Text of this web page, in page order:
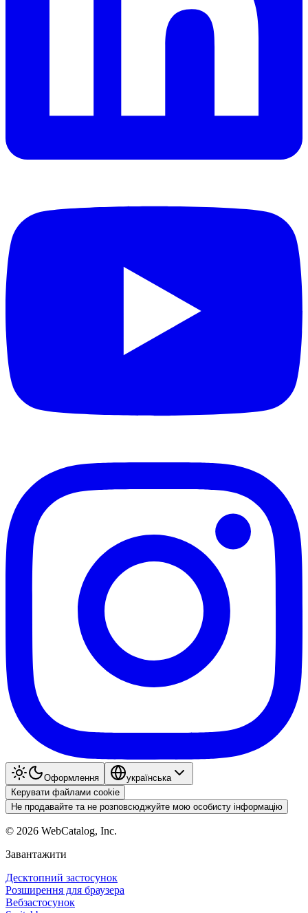
Оформлення
українська
Керувати файлами cookie
Не продавайте та не розповсюджуйте мою особисту інформацію
© 2026 WebCatalog, Inc.
Завантажити
Десктопний застосунок
Розширення для браузера
Вебзастосунок